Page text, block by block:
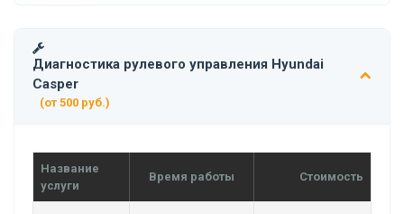
Диагностика рулевого управления Hyundai
Casper
(от 500 руб.)
Название
услуги
Время работы Стоимость